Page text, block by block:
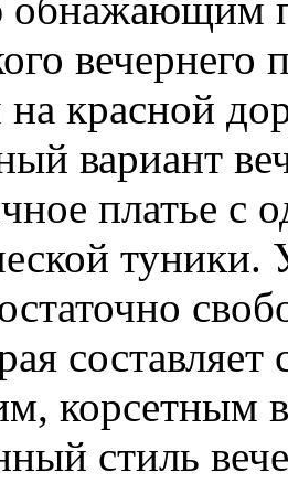
красной
вариант
платье с
туники.
составляет
корсетным
стиль